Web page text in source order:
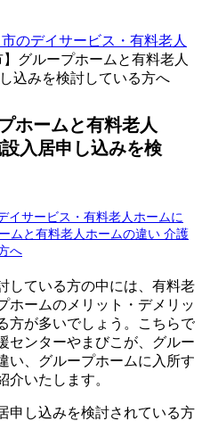
のデイサービス・有料老人
】グループホームと有料老人
込みを検討している方へ
ホームと有料老人
入居申し込みを検
イサービス・有料老人ホームに
ムと有料老人ホームの違い 介護
へ
している方の中には、有料老
ホームのメリット・デメリッ
方が多いでしょう。こちらで
センターやまびこが、グルー
い、グループホームに入所す
介いたします。
申し込みを検討されている方